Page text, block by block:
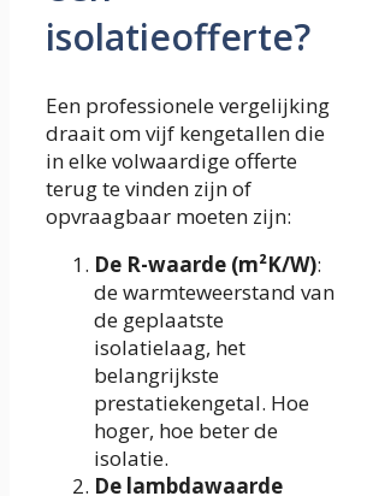
isolatieofferte?
Een professionele vergelijking
draait om vijf kengetallen die
in elke volwaardige offerte
terug te vinden zijn of
opvraagbaar moeten zijn:
De R-waarde (m²K/W):
de warmteweerstand van
de geplaatste
isolatielaag, het
belangrijkste
prestatiekengetal. Hoe
hoger, hoe beter de
isolatie.
De lambdawaarde